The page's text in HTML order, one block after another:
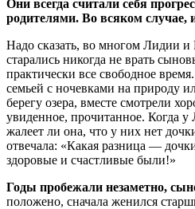
Они всегда считали себя
родителями. Во всяком случае,
Надо сказать, во многом Лидии и
старались никогда не врать
практически все свободное
семьей с ночевками на природу
берегу озера, вместе смотрели
увиденное, прочитанное. Когда
жалеет ли она, что у них нет
отвечала: «Какая разница —
здоровые и счастливые были!»
Годы пробежали незаметно,
положено, сначала женился